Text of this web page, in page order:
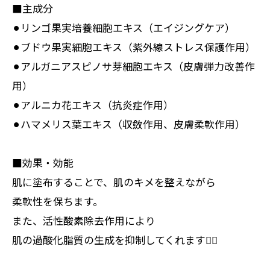
■主成分
⚫︎リンゴ果実培養細胞エキス（エイジングケア）
⚫︎ブドウ果実細胞エキス（紫外線ストレス保護作用）
⚫︎アルガニアスピノサ芽細胞エキス（皮膚弾力改善作
用）
⚫︎アルニカ花エキス（抗炎症作用）
⚫︎ハマメリス葉エキス（収斂作用、皮膚柔軟作用）
■効果・効能
肌に塗布することで、肌のキメを整えながら
柔軟性を保ちます。
また、活性酸素除去作用により
肌の過酸化脂質の生成を抑制してくれます💆‍♀️